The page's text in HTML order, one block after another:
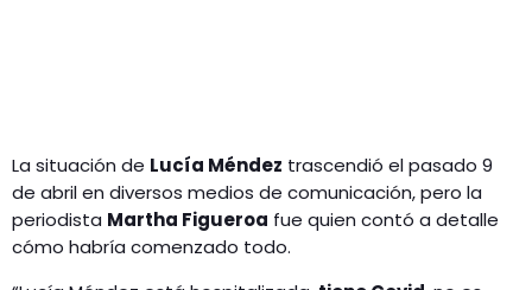
La situación de Lucía Méndez trascendió el pasado 9
de abril en diversos medios de comunicación, pero la
periodista Martha Figueroa fue quien contó a detalle
cómo habría comenzado todo.